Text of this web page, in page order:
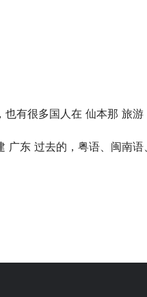
也有很多国人在 仙本那 旅游
东 过去的，粤语、闽南